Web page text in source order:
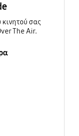
κινητού σας
The Air.